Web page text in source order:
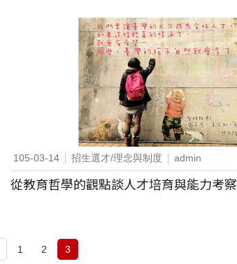
105-03-14 招生選才/理念與制度 admin
從教育哲學的觀點談人才培育與能力考察
1 2 3